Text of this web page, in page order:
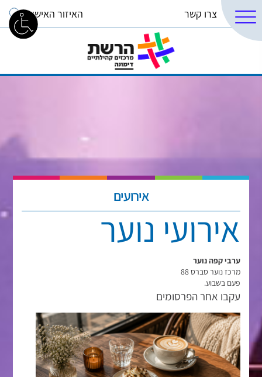
צרו קשר האיזור האישי
אירועים
אירועי נוער
ערבי קפה נוער
מרכז נוער סברס 88
פעם בשבוע.
עקבו אחר הפרסומים